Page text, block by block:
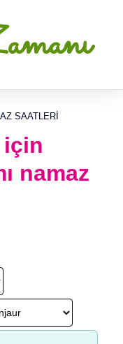
SAATLERI
için
namaz